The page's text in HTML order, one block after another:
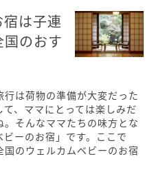
は子連
のおす
は荷物の準備が大変だった
、ママにとっては楽しみだ
そんなママたちの味方とな
ーのお宿」です。ここで
のウェルカムベビーのお宿